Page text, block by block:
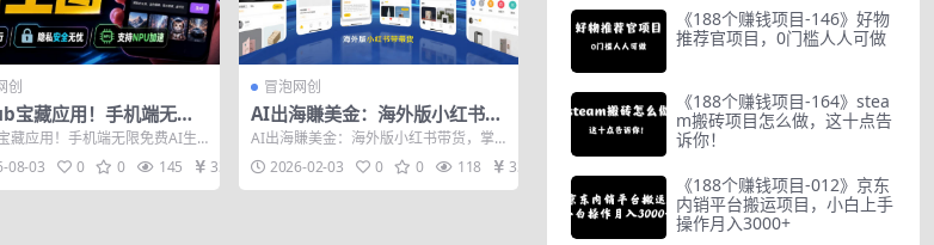
创
宝藏应用！手机端无限
生图，纯本地离线运行，
加速斩获3.1k stars，
藏应用！手机端无限免费AI生
地离线运行，支持NPU加速斩
08-03 0 0 145 33
冒泡网创
AI出海賺美金：海外版小红书带
货，掌握AI工具，抢占海外流量
红利（更新2026）
AI出海賺美金：海外版小红书带货，掌
握AI工具，抢占海外流量红利（更新202
6）...2026-02-03 0 0 118 33
《188个赚钱项目-146》好物
推荐官项目，0门槛人人可做
《188个赚钱项目-164》stea
m搬砖项目怎么做，这十点告
诉你！
《188个赚钱项目-012》京东
内销平台搬运项目，小白上手
操作月入3000+